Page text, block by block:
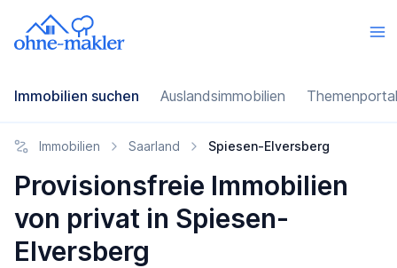
Immobilien suchen Auslandsimmobilien
Immobilien Saarland Spiesen-Elversberg
Provisionsfreie Immobilien
von privat in Spiesen-
Elversberg